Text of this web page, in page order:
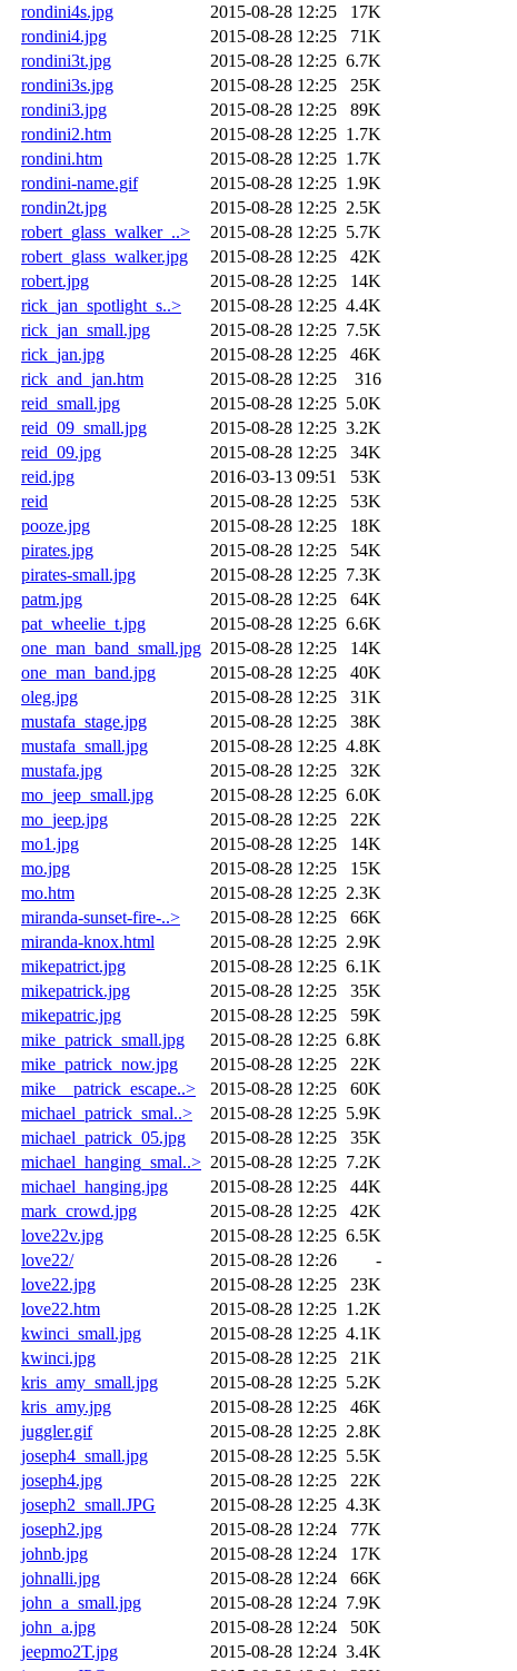
rondini4s.jpg
2015-08-28 12:25
17K
rondini4.jpg
2015-08-28 12:25
71K
rondini3t.jpg
2015-08-28 12:25 6.7K
rondini3s.jpg
2015-08-28 12:25
25K
rondini3.jpg
2015-08-28 12:25
89K
rondini2.htm
2015-08-28 12:25 1.7K
rondini.htm
2015-08-28 12:25 1.7K
rondini-name.gif
2015-08-28 12:25 1.9K
rondin2t.jpg
2015-08-28 12:25 2.5K
robert_glass_walker_..>
2015-08-28 12:25 5.7K
robert_glass_walker.jpg
2015-08-28 12:25
42K
robert.jpg
2015-08-28 12:25
14K
rick_jan_spotlight_s..>
2015-08-28 12:25 4.4K
rick_jan_small.jpg
2015-08-28 12:25 7.5K
rick_jan.jpg
2015-08-28 12:25
46K
rick_and_jan.htm
2015-08-28 12:25
316
reid_small.jpg
2015-08-28 12:25 5.0K
reid_09_small.jpg
2015-08-28 12:25 3.2K
reid_09.jpg
2015-08-28 12:25
34K
reid.jpg
2016-03-13 09:51
53K
reid
2015-08-28 12:25
53K
pooze.jpg
2015-08-28 12:25
18K
pirates.jpg
2015-08-28 12:25
54K
pirates-small.jpg
2015-08-28 12:25 7.3K
patm.jpg
2015-08-28 12:25
64K
pat_wheelie_t.jpg
2015-08-28 12:25 6.6K
one_man_band_small.jpg 2015-08-28 12:25
14K
one_man_band.jpg
2015-08-28 12:25
40K
oleg.jpg
2015-08-28 12:25
31K
mustafa_stage.jpg
2015-08-28 12:25
38K
mustafa_small.jpg
2015-08-28 12:25 4.8K
mustafa.jpg
2015-08-28 12:25
32K
mo_jeep_small.jpg
2015-08-28 12:25 6.0K
mo_jeep.jpg
2015-08-28 12:25
22K
mo1.jpg
2015-08-28 12:25
14K
mo.jpg
2015-08-28 12:25
15K
mo.htm
2015-08-28 12:25 2.3K
miranda-sunset-fire-..>
2015-08-28 12:25
66K
miranda-knox.html
2015-08-28 12:25 2.9K
mikepatrict.jpg
2015-08-28 12:25 6.1K
mikepatrick.jpg
2015-08-28 12:25
35K
mikepatric.jpg
2015-08-28 12:25
59K
mike_patrick_small.jpg
2015-08-28 12:25 6.8K
mike_patrick_now.jpg
2015-08-28 12:25
22K
mike__patrick_escape..>
2015-08-28 12:25
60K
michael_patrick_smal..>
2015-08-28 12:25 5.9K
michael_patrick_05.jpg
2015-08-28 12:25
35K
michael_hanging_smal..> 2015-08-28 12:25 7.2K
michael_hanging.jpg
2015-08-28 12:25
44K
mark_crowd.jpg
2015-08-28 12:25
42K
love22v.jpg
2015-08-28 12:25 6.5K
love22/
2015-08-28 12:26
-
love22.jpg
2015-08-28 12:25
23K
love22.htm
2015-08-28 12:25 1.2K
kwinci_small.jpg
2015-08-28 12:25 4.1K
kwinci.jpg
2015-08-28 12:25
21K
kris_amy_small.jpg
2015-08-28 12:25 5.2K
kris_amy.jpg
2015-08-28 12:25
46K
juggler.gif
2015-08-28 12:25 2.8K
joseph4_small.jpg
2015-08-28 12:25 5.5K
joseph4.jpg
2015-08-28 12:25
22K
joseph2_small.JPG
2015-08-28 12:25 4.3K
joseph2.jpg
2015-08-28 12:24
77K
johnb.jpg
2015-08-28 12:24
17K
johnalli.jpg
2015-08-28 12:24
66K
john_a_small.jpg
2015-08-28 12:24 7.9K
john_a.jpg
2015-08-28 12:24
50K
jeepmo2T.jpg
2015-08-28 12:24 3.4K